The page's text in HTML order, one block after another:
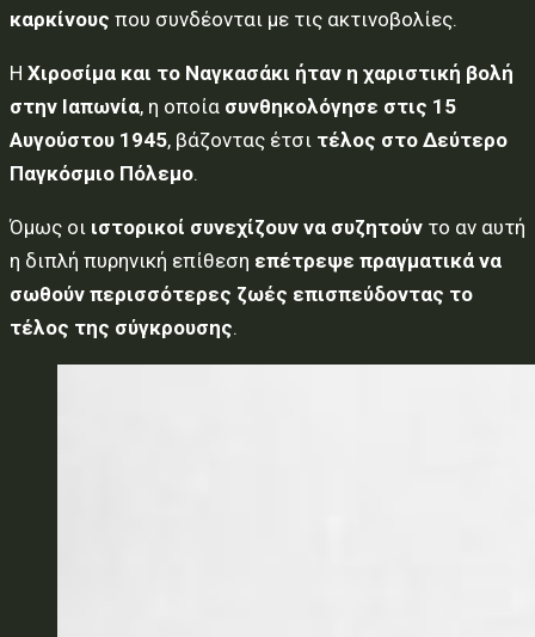
καρκίνους που συνδέονται με τις ακτινοβολίες.
Η Χιροσίμα και το Ναγκασάκι ήταν η χαριστική βολή
στην Ιαπωνία, η οποία συνθηκολόγησε στις 15
Αυγούστου 1945, βάζοντας έτσι τέλος στο Δεύτερο
Παγκόσμιο Πόλεμο.
Όμως οι ιστορικοί συνεχίζουν να συζητούν το αν αυτή
η διπλή πυρηνική επίθεση επέτρεψε πραγματικά να
σωθούν περισσότερες ζωές επισπεύδοντας το
τέλος της σύγκρουσης.